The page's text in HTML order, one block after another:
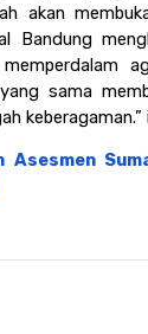
akan
Bandung
sama
keberagaman.”
Asesmen